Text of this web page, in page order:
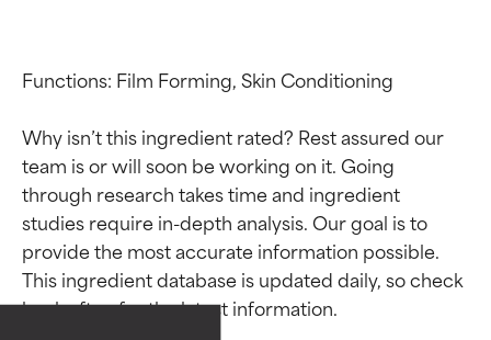
Functions: Film Forming, Skin Conditioning
Why isn’t this ingredient rated? Rest assured our
team is or will soon be working on it. Going
through research takes time and ingredient
studies require in-depth analysis. Our goal is to
provide the most accurate information possible.
This ingredient database is updated daily, so check
Valutazione degli
ingredienti
Valutazione degli
ingredienti